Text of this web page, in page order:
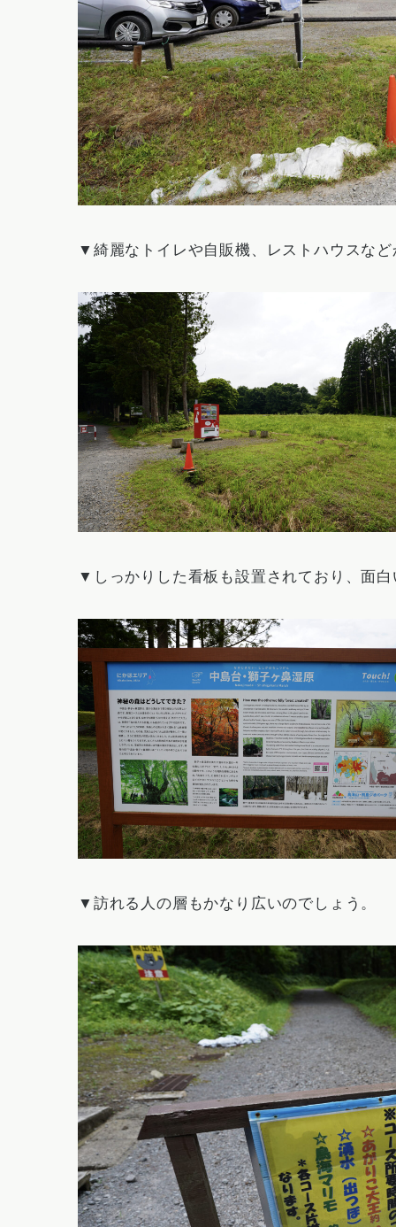
▼綺麗なトイレや自販機、レストハウスな
▼しっかりした看板も設置されており、面
▼訪れる人の層もかなり広いのでしょう。